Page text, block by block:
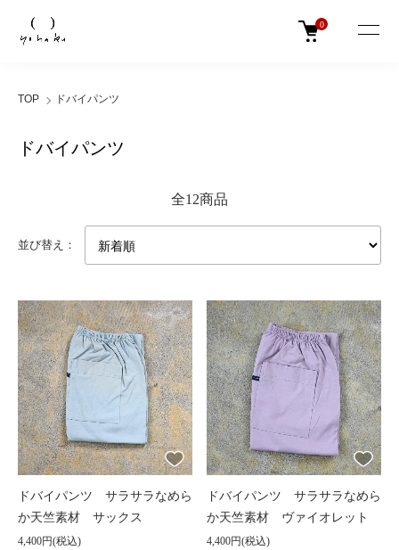
0
TOP ドバイパンツ
ドバイパンツ
全12商品
並び替え：
ドバイパンツ サラサラなめら
か天竺素材 サックス
4,400円(税込)
ドバイパンツ サラサラなめら
か天竺素材 ヴァイオレット
4,400円(税込)